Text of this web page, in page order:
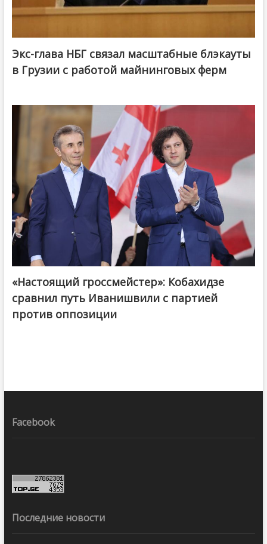
Экс-глава НБГ связал масштабные блэкауты
в Грузии с работой майнинговых ферм
@ქართული ოცნება / Georgian Dream
«Настоящий гроссмейстер»: Кобахидзе
сравнил путь Иванишвили с партией
против оппозиции
Facebook
Последние новости